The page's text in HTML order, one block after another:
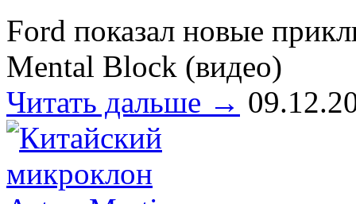
Ford показал новые
Mental Block (видео)
Читать дальше →